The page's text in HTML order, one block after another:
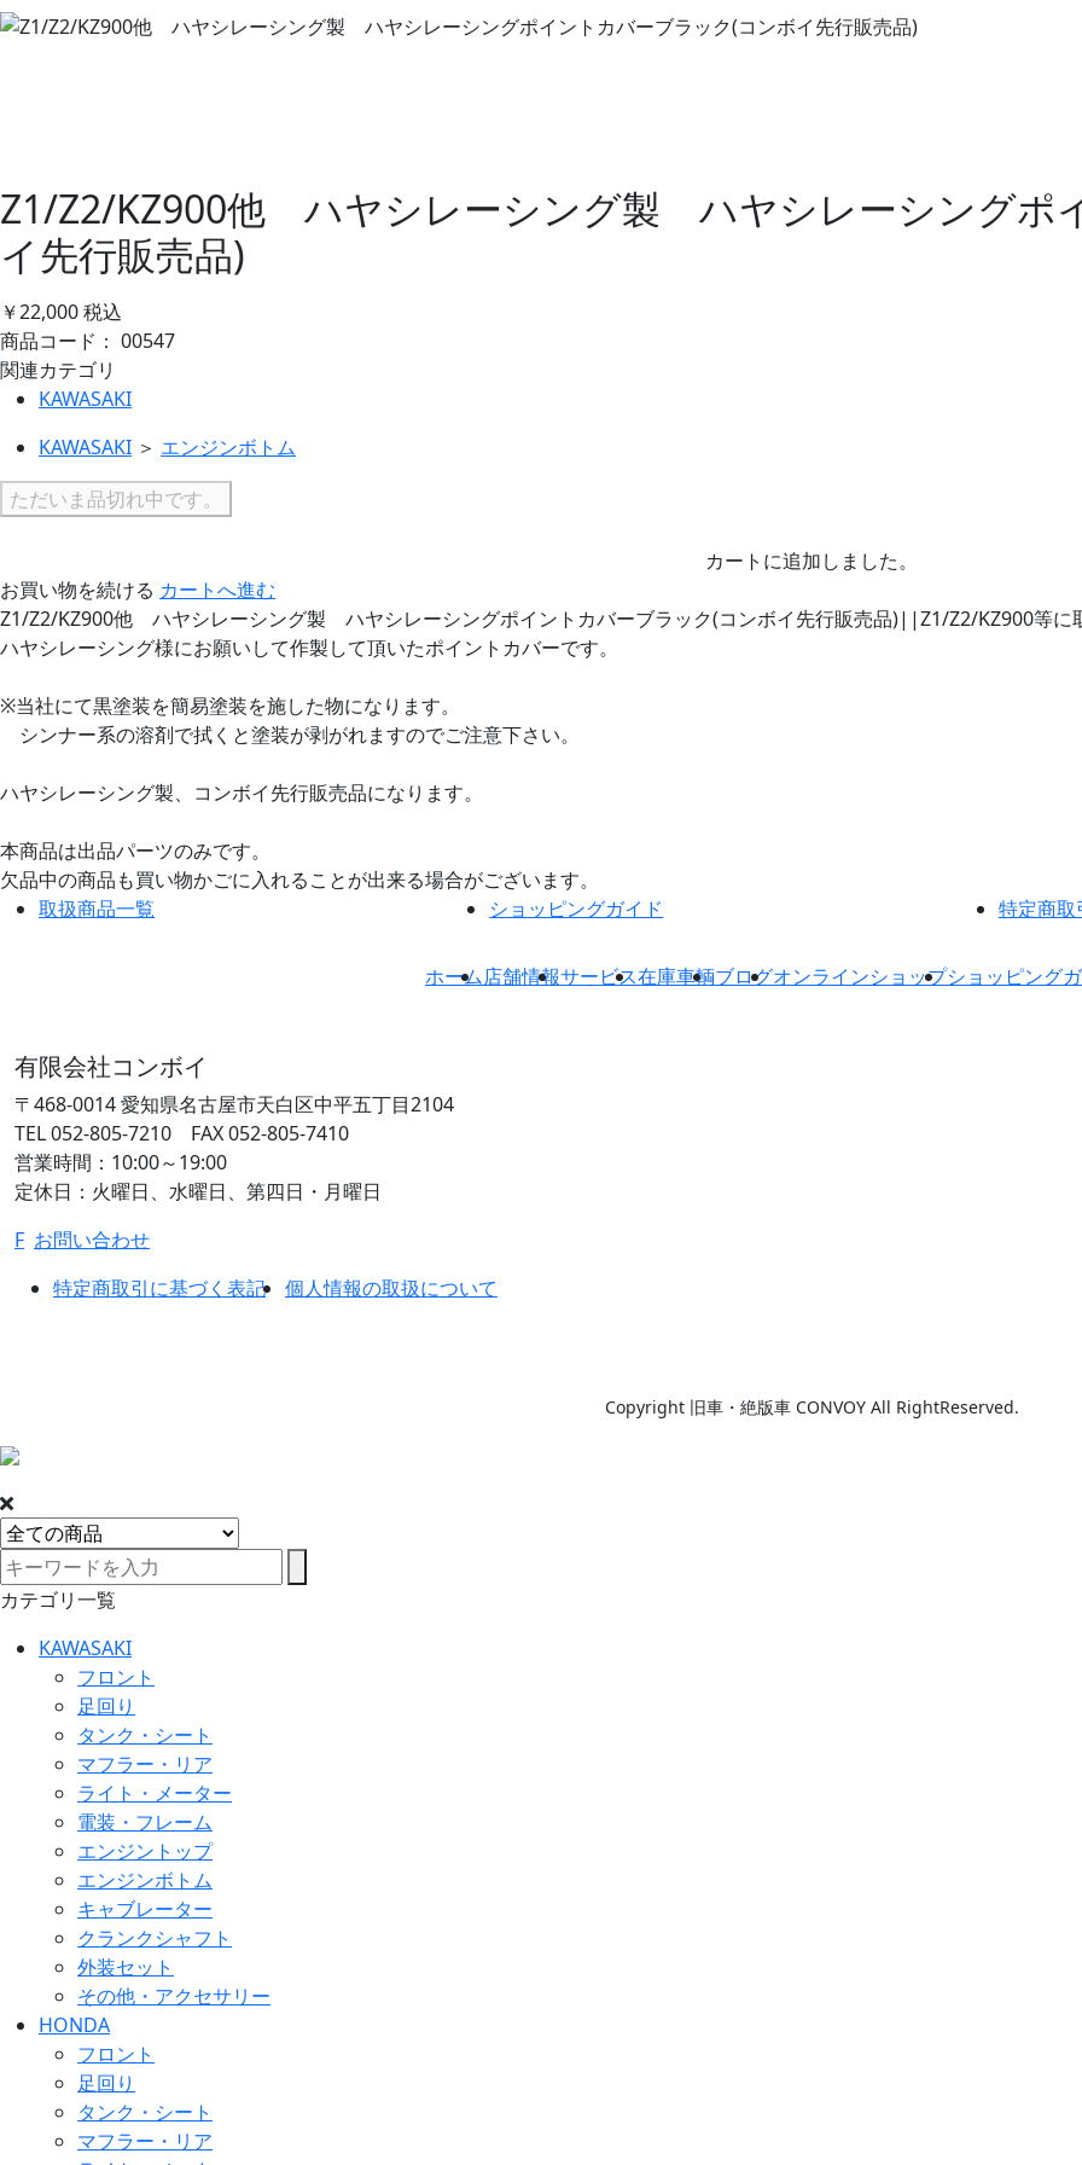
Z1/Z2/KZ900他 ハヤシレーシング製 ハヤシレーシングポ
イ先行販売品)
￥22,000税込
商品コード： 00547
関連カテゴリ
KAWASAKI
KAWASAKI ＞ エンジンボトム
ただいま品切れ中です。
カートに追加しました。
お買い物を続ける カートへ進む
Z1/Z2/KZ900他 ハヤシレーシング製 ハヤシレーシングポイントカバーブラック(コンボイ先行販売品)||Z1/Z2/KZ900等に
ハヤシレーシング様にお願いして作製して頂いたポイントカバーです。
※当社にて黒塗装を簡易塗装を施した物になります。
シンナー系の溶剤で拭くと塗装が剥がれますのでご注意下さい。
ハヤシレーシング製、コンボイ先行販売品になります。
本商品は出品パーツのみです。
欠品中の商品も買い物かごに入れることが出来る場合がございます。
取扱商品一覧
ショッピングガイド 特定商取
ホーム店舗情報サービス在庫車輌ブログオンラインショップショッピング
有限会社コンボイ
〒468-0014愛知県名古屋市天白区中平五丁目2104
TEL 052-805-7210 FAX 052-805-7410
営業時間：10:00～19:00
定休日：火曜日、水曜日、第四日・月曜日
F お問い合わせ
特定商取引に基づく表記
個人情報の取扱について
Copyright 旧車・絶版車 CONVOY All RightReserved.
カテゴリ一覧
KAWASAKI
フロント
足回り
タンク・シート
マフラー・リア
ライト・メーター
電装・フレーム
エンジントップ
エンジンボトム
キャブレーター
クランクシャフト
外装セット
その他・アクセサリー
HONDA
フロント
足回り
タンク・シート
マフラー・リア